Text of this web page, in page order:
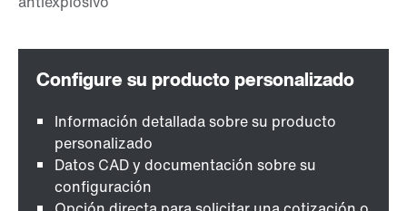
Información detallada sobre su producto
personalizado
Datos CAD y documentación sobre su
configuración